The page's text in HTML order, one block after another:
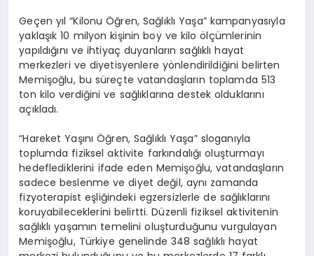
Geçen yıl “Kilonu Öğren, Sağlıklı Yaşa” kampanyasıyla
yaklaşık 10 milyon kişinin boy ve kilo ölçümlerinin
yapıldığını ve ihtiyaç duyanların sağlıklı hayat
merkezleri ve diyetisyenlere yönlendirildiğini belirten
Memişoğlu, bu süreçte vatandaşların toplamda 513
ton kilo verdiğini ve sağlıklarına destek olduklarını
açıkladı.
“Hareket Yaşını Öğren, Sağlıklı Yaşa” sloganıyla
toplumda fiziksel aktivite farkındalığı oluşturmayı
hedeflediklerini ifade eden Memişoğlu, vatandaşların
sadece beslenme ve diyet değil, aynı zamanda
fizyoterapist eşliğindeki egzersizlerle de sağlıklarını
koruyabileceklerini belirtti. Düzenli fiziksel aktivitenin
sağlıklı yaşamın temelini oluşturduğunu vurgulayan
Memişoğlu, Türkiye genelinde 348 sağlıklı hayat